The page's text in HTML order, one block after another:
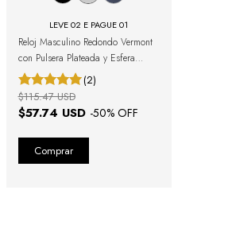
LEVE 02 E PAGUE 01
Reloj Masculino Redondo Vermont
con Pulsera Plateada y Esfera
Negra
(2)
$57.74 USD -50% OFF
$115.47 USD